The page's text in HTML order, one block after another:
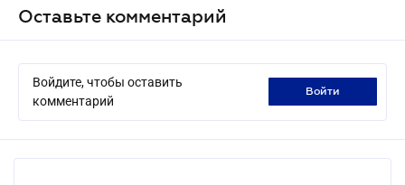
Оставьте комментарий
Войдите, чтобы оставить
комментарий
войти